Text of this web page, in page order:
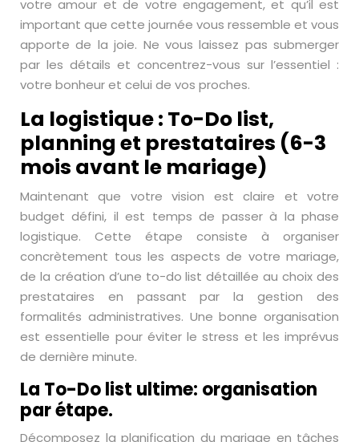
votre amour et de votre engagement, et qu’il est
important que cette journée vous ressemble et vous
apporte de la joie. Ne vous laissez pas submerger
par les détails et concentrez-vous sur l’essentiel :
votre bonheur et celui de vos proches.
La logistique : To-Do list,
planning et prestataires (6-3
mois avant le mariage)
Maintenant que votre vision est claire et votre
budget défini, il est temps de passer à la phase
logistique. Cette étape consiste à organiser
concrètement tous les aspects de votre mariage,
de la création d’une to-do list détaillée au choix des
prestataires en passant par la gestion des
formalités administratives. Une bonne organisation
est essentielle pour éviter le stress et les imprévus
de dernière minute.
La To-Do list ultime: organisation
par étape.
Décomposez la planification du mariage en tâches